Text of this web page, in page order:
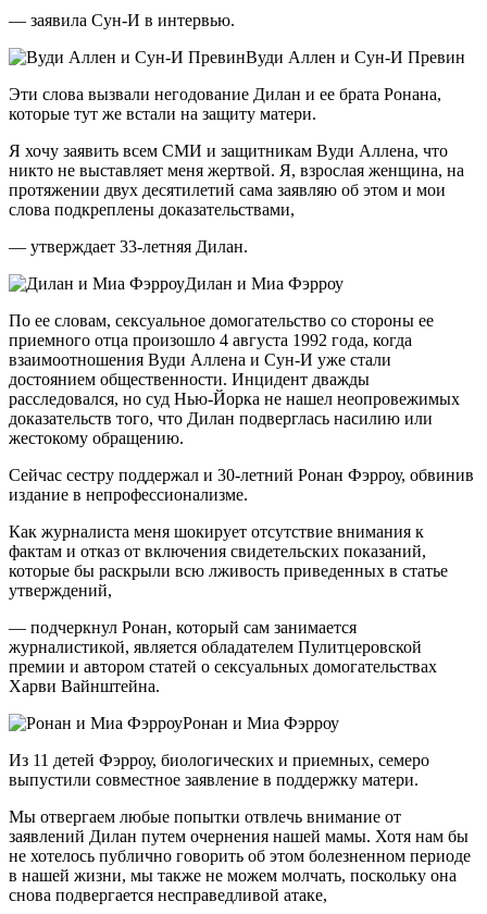
— заявила Сун-И в интервью.
Вуди Аллен и Сун-И Превин
Эти слова вызвали негодование Дилан и ее брата Ронана,
которые тут же встали на защиту матери.
Я хочу заявить всем СМИ и защитникам Вуди Аллена, что
никто не выставляет меня жертвой. Я, взрослая женщина, на
протяжении двух десятилетий сама заявляю об этом и мои
слова подкреплены доказательствами,
— утверждает 33-летняя Дилан.
Дилан и Миа Фэрроу
По ее словам, сексуальное домогательство со стороны ее
приемного отца произошло 4 августа 1992 года, когда
взаимоотношения Вуди Аллена и Сун-И уже стали
достоянием общественности. Инцидент дважды
расследовался, но суд Нью-Йорка не нашел неопровежимых
доказательств того, что Дилан подверглась насилию или
жестокому обращению.
Сейчас сестру поддержал и 30-летний Ронан Фэрроу, обвинив
издание в непрофессионализме.
Как журналиста меня шокирует отсутствие внимания к
фактам и отказ от включения свидетельских показаний,
которые бы раскрыли всю лживость приведенных в статье
утверждений,
— подчеркнул Ронан, который сам занимается
журналистикой, является обладателем Пулитцеровской
премии и автором статей о сексуальных домогательствах
Харви Вайнштейна.
Ронан и Миа Фэрроу
Из 11 детей Фэрроу, биологических и приемных, семеро
выпустили совместное заявление в поддержку матери.
Мы отвергаем любые попытки отвлечь внимание от
заявлений Дилан путем очернения нашей мамы. Хотя нам бы
не хотелось публично говорить об этом болезненном периоде
в нашей жизни, мы также не можем молчать, поскольку она
снова подвергается несправедливой атаке,